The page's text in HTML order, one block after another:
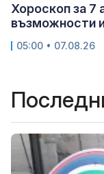
Хороскоп за 7
възможности
05:00 • 07.08.26